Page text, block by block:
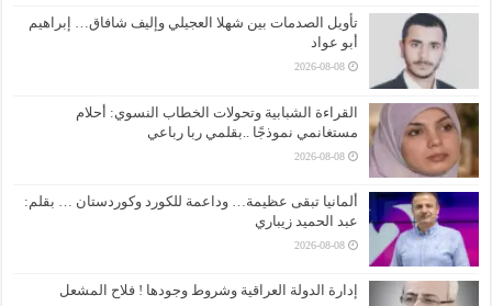
تأويل الصدمات بين شهلا العجيلي وإليف شافاق… إبراهيم
أبو عواد
2026-08-08
القراءة الشبابية وتحولات الخطاب النسوي: أحلام
مستغانمي نموذجًا ..بقلمي ربا رباعي
2026-08-08
ألمانيا تبقى عظيمة… وداعمة للكورد وكوردستان … بقلم:
عبد الحميد زيباري
2026-08-08
إدارة الدولة العراقية وشروط وجودها ! فلاح المشعل